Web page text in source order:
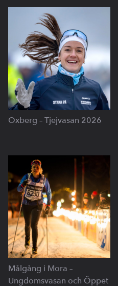
Oxberg – Tjejvasan 2026
Målgång i Mora –
Ungdomsvasan och Öppet